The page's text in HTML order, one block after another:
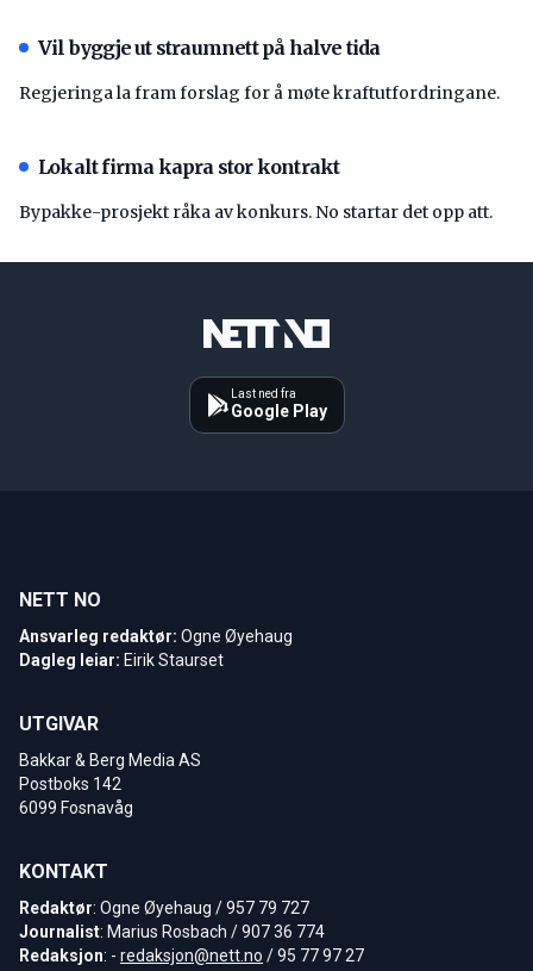
Vil byggje ut straumnett på halve tida
Regjeringa la fram forslag for å møte kraftutfordringane.
Lokalt firma kapra stor kontrakt
Bypakke-prosjekt råka av konkurs. No startar det opp att.
Last ned fra
Google Play
NETT NO
Ansvarleg redaktør: Ogne Øyehaug
Dagleg leiar: Eirik Staurset
UTGIVAR
Bakkar & Berg Media AS
Postboks 142
6099 Fosnavåg
KONTAKT
Redaktør: Ogne Øyehaug / 957 79 727
Journalist: Marius Rosbach / 907 36 774
Redaksjon: - redaksjon@nett.no / 95 77 97 27